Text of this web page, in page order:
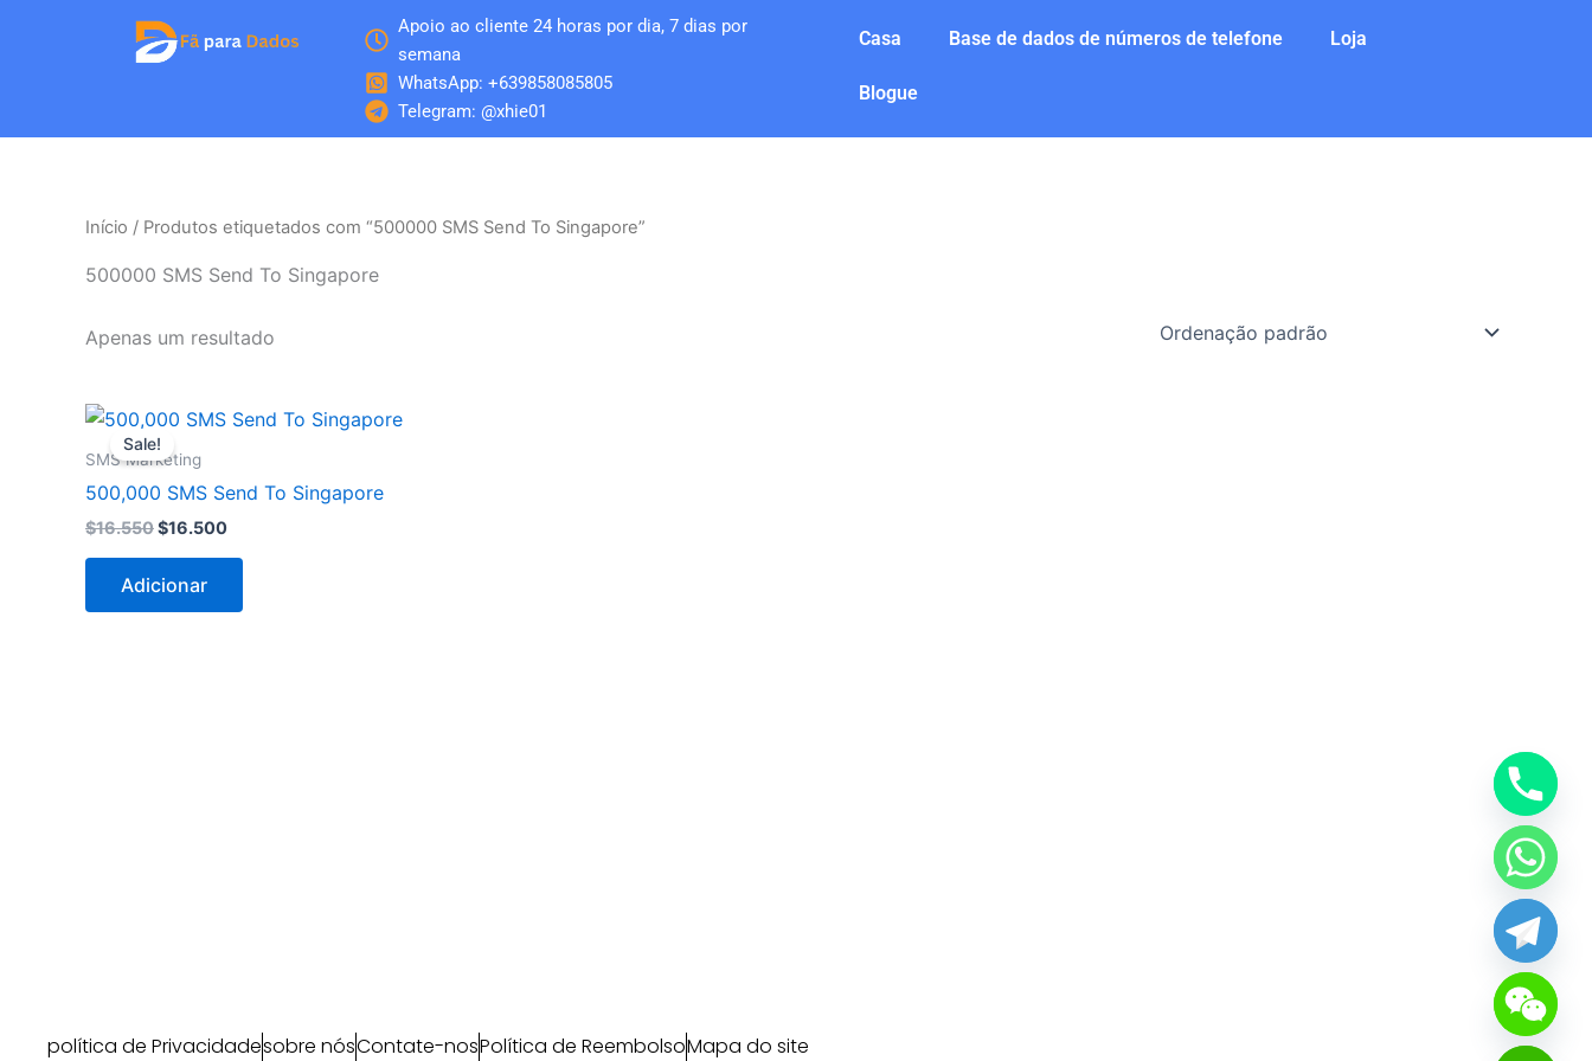
Apoio ao cliente 24 horas por dia, 7 dias por
semana
WhatsApp: +639858085805
Telegram: @xhie01
Casa Base de dados de números de telefone Loja
Blogue
Início / Produtos etiquetados com “500000 SMS Send To Singapore”
500000 SMS Send To Singapore
Apenas um resultado
Sale!
SMS Marketing
500,000 SMS Send To Singapore
$16.550
O
preço
original
$16.550.
$16.500
O
preço
$16.500.
Adicionar
política de Privacidadesobre nósContate-nosPolítica de ReembolsoMapa do site